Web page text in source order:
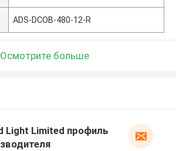
ADS-DCOB-480-12-R
Осмотрите больше
Light Limited профиль